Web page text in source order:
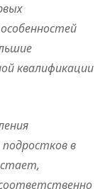
квалификации
в